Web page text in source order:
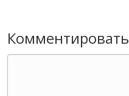
Комментировать